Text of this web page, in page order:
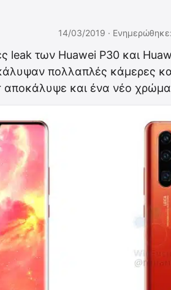
14/03/2019 ·
leak των Huawei P30 και
πολλαπλές κάμερες
αποκάλυψε και ένα νέο